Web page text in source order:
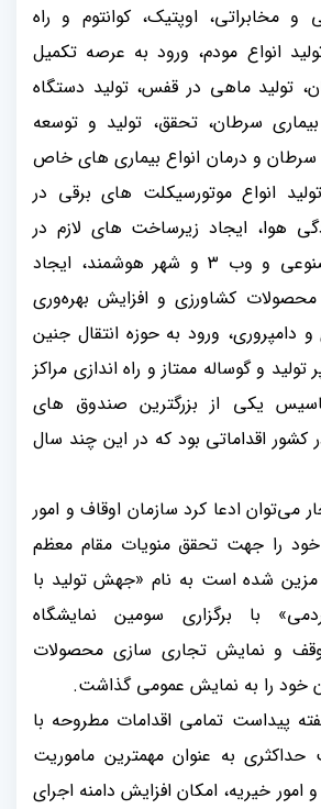
و مخابراتی، اوپتیک، کوانتوم و راه
انواع مودم، ورود به عرصه تکمیل
تولید ماهی در قفس، تولید دستگاه
سرطان، تحقق، تولید و توسعه
و درمان انواع بیماری های خاص
تولید انواع موتورسیکلت های برقی در
هوا، ایجاد زیرساخت های لازم در
و وب ۳ و شهر هوشمند، ایجاد
کشاورزی و افزایش بهره‌وری
دامپروری، ورود به حوزه انتقال جنین
و گوساله ممتاز و راه اندازی مراکز
یکی از بزرگترین صندوق های
اقداماتی بود که در این چند سال
می‌توان ادعا کرد سازمان اوقاف و امور
خود را جهت تحقق منویات مقام معظم
شده است به نام «جهش تولید با
با برگزاری سومین نمایشگاه
وقف و نمایش تجاری سازی محصولات
خود را به نمایش عمومی گذاشت.
پیداست تمامی اقدامات مطروحه با
به عنوان مهمترین ماموریت
امور خیریه، امکان افزایش دامنه اجرای